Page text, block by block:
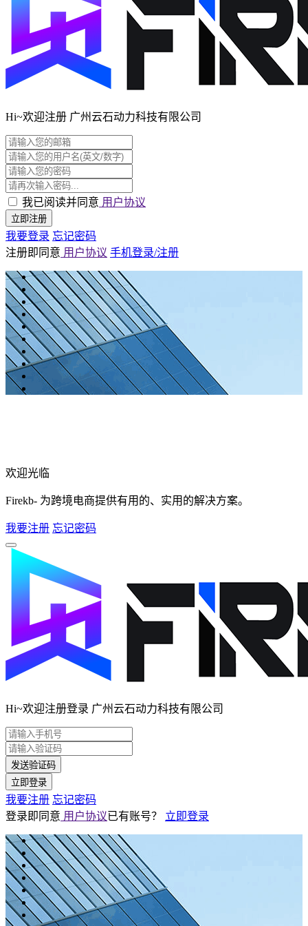
Hi~欢迎注册 广州云石动力科技有限公司
我已阅读并同意 用户协议
立即注册
我要登录 忘记密码
注册即同意 用户协议 手机登录/注册
欢迎光临
Firekb- 为跨境电商提供有用的、实用的解决方案。
我要注册 忘记密码
Hi~欢迎注册登录 广州云石动力科技有限公司
发送验证码
立即登录
我要注册 忘记密码
登录即同意 用户协议已有账号？ 立即登录